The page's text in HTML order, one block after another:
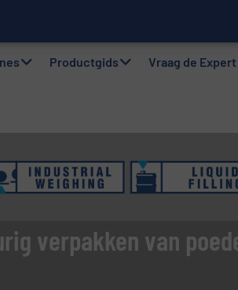
Productgids Vraag de Expert
verpakken van